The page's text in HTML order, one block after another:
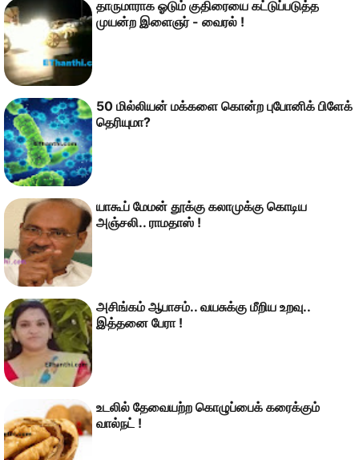
தாருமாராக ஓடும் குதிரையை கட்டுப்படுத்த
முயன்ற இளைஞர் - வைரல் !
50 மில்லியன் மக்களை கொன்ற புபோனிக் பிளேக்
தெரியுமா?
யாகூப் மேமன் தூக்கு கலாமுக்கு கொடிய
அஞ்சலி.. ராமதாஸ் !
அசிங்கம் ஆபாசம்.. வயசுக்கு மீறிய உறவு..
இத்தனை பேரா !
உடலில் தேவையற்ற கொழுப்பைக் கரைக்கும்
வால்நட் !